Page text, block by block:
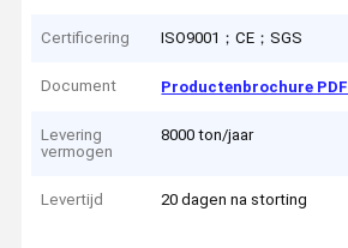
Certificering ISO9001；CE；SGS
Document Productenbrochure PDF
Levering
vermogen
8000 ton/jaar
Levertijd 20 dagen na storting